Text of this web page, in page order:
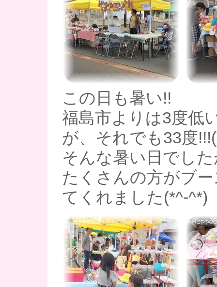
この日も暑い!!
福島市よりは3度低
が、それでも33度
そんな暑い日でし
たくさんの方がブ
てくれました(*^-^*)